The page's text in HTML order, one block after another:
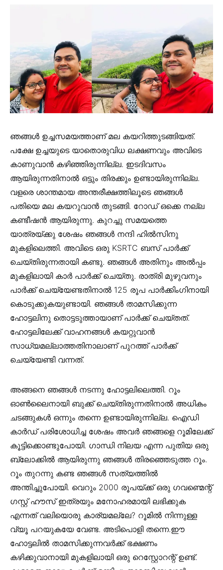
ഞങ്ങൾ ഉച്ചസമയത്താണ് മല കയറിത്തുടങ്ങിയത്.
പക്ഷേ ഉച്ചയുടെ യാതൊരുവിധ ലക്ഷണവും അവിടെ
കാണുവാൻ കഴിഞ്ഞിരുന്നില്ല. ഇടദിവസം
ആയിരുന്നതിനാൽ ഒട്ടും തിരക്കും ഉണ്ടായിരുന്നില്ല.
വളരെ ശാന്തമായ അന്തരീക്ഷത്തിലൂടെ ഞങ്ങൾ
പതിയെ മല കയറുവാൻ തുടങ്ങി. റോഡ് ഒക്കെ നല്ല
കണ്ടീഷൻ ആയിരുന്നു. കുറച്ചു സമയത്തെ
യാത്രയ്ക്കു ശേഷം ഞങ്ങൾ നന്ദി ഹിൽസിനു
മുകളിലെത്തി. അവിടെ ഒരു KSRTC ബസ് പാർക്ക്
ചെയ്തിരുന്നതായി കണ്ടു. ഞങ്ങൾ അതിനും അൽപ്പം
മുകളിലായി കാർ പാർക്ക് ചെയ്തു. രാത്രി മുഴുവനും
പാർക്ക് ചെയ്യേണ്ടതിനാൽ 125 രൂപ പാർക്കിംഗിനായി
കൊടുക്കുകയുണ്ടായി. ഞങ്ങൾ താമസിക്കുന്ന
ഹോട്ടലിനു തൊട്ടടുത്തായാണ് പാർക്ക് ചെയ്തത്.
ഹോട്ടലിലേക്ക് വാഹനങ്ങൾ കയറ്റുവാൻ
സാധ്യമല്ലാത്തതിനാലാണ് പുറത്ത് പാർക്ക്
ചെയ്യേണ്ടി വന്നത്.
അങ്ങനെ ഞങ്ങൾ നടന്നു ഹോട്ടലിലെത്തി. റൂം
ഓൺലൈനായി ബുക്ക് ചെയ്തിരുന്നതിനാൽ അധികം
ചടങ്ങുകൾ ഒന്നും തന്നെ ഉണ്ടായിരുന്നില്ല. ഐഡി
കാർഡ് പരിശോധിച്ച ശേഷം അവർ ഞങ്ങളെ റൂമിലേക്ക്
കൂട്ടിക്കൊണ്ടുപോയി. ഗാന്ധി നിലയ എന്ന പുതിയ ഒരു
ബ്ലോക്കിൽ ആയിരുന്നു ഞങ്ങൾ തിരഞ്ഞെടുത്ത റൂം.
റൂം തുറന്നു കണ്ട ഞങ്ങൾ സത്യത്തിൽ
അന്തിച്ചുപോയി. വെറും 2000 രൂപയ്ക്ക് ഒരു ഗവണ്മെന്റ്
ഗസ്റ്റ് ഹൗസ് ഇത്രയും മനോഹരമായി ലഭിക്കുക
എന്നത് വലിയൊരു കാര്യമല്ലേ? റൂമിൽ നിന്നുള്ള
വ്യൂ പറയുകയേ വേണ്ട. അടിപൊളി തന്നെ.ഈ
ഹോട്ടലിൽ താമസിക്കുന്നവർക്ക് ഭക്ഷണം
കഴിക്കുവാനായി മുകളിലായി ഒരു റെസ്റ്റോറന്റ് ഉണ്ട്.